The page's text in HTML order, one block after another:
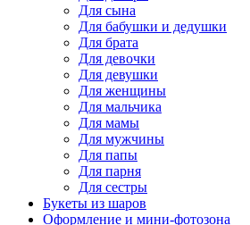
Для сына
Для бабушки и дедушки
Для брата
Для девочки
Для девушки
Для женщины
Для мальчика
Для мамы
Для мужчины
Для папы
Для парня
Для сестры
Букеты из шаров
Оформление и мини‑фотозона